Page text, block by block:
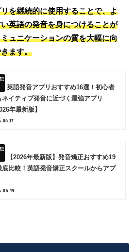
を継続的に使用することで、よ
英語の発音を身につけることが
ュニケーションの質を大幅に向
ます。
英語発音アプリおすすめ16選！初心者
ネイティブ発音に近づく最強アプリ
年最新版】
【2026年最新版】発音矯正おすすめ19
底比較！英語発音矯正スクールからアプ